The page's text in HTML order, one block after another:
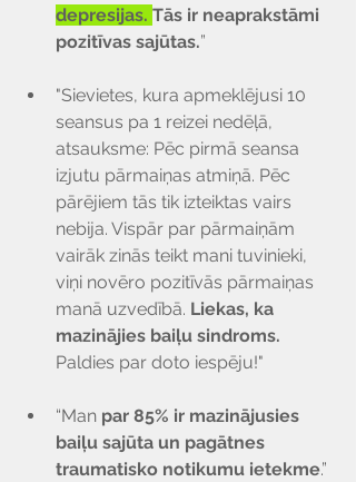
depresijas. Tās ir neaprakstāmi
pozitīvas sajūtas.”
"Sievietes, kura apmeklējusi 10
seansus pa 1 reizei nedēļā,
atsauksme: Pēc pirmā seansa
izjutu pārmaiņas atmiņā. Pēc
pārējiem tās tik izteiktas vairs
nebija. Vispār par pārmaiņām
vairāk zinās teikt mani tuvinieki,
viņi novēro pozitīvās pārmaiņas
manā uzvedībā. Liekas, ka
mazinājies baiļu sindroms.
Paldies par doto iespēju!"
“Man par 85% ir mazinājusies
baiļu sajūta un pagātnes
traumatisko notikumu ietekme.”